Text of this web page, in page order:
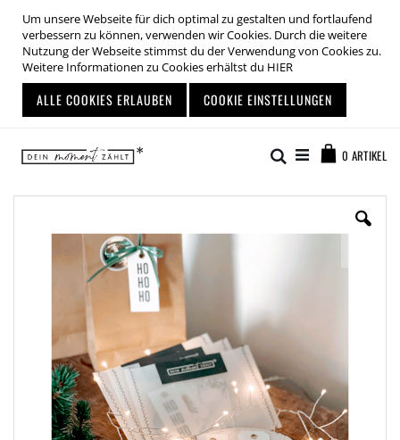
Um unsere Webseite für dich optimal zu gestalten und fortlaufend
verbessern zu können, verwenden wir Cookies. Durch die weitere
Nutzung der Webseite stimmst du der Verwendung von Cookies zu.
Weitere Informationen zu Cookies erhältst du HIER
ALLE COOKIES ERLAUBEN COOKIE EINSTELLUNGEN
Inhalt
springen
0 ARTIKEL
Suche
springen